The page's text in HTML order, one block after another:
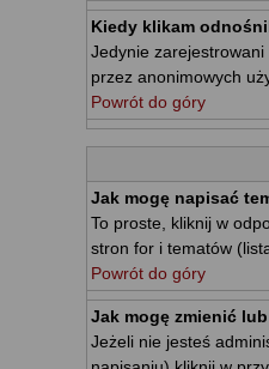
Kiedy klikam
Jedynie zarejestrowani
przez anonimowych
Powrót do góry
Jak mogę napisać
To proste, kliknij w
stron for i tematów
Powrót do góry
Jak mogę zmienić
Jeżeli nie jesteś